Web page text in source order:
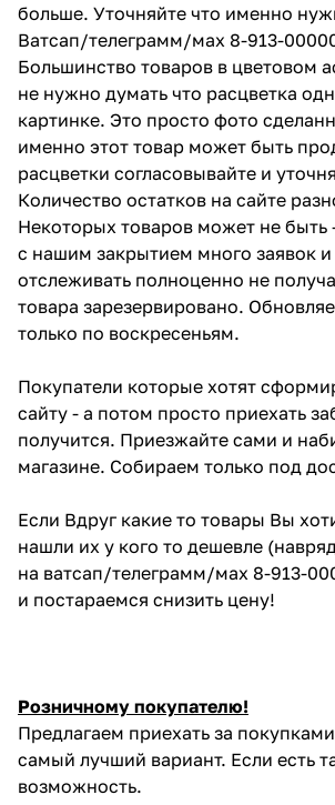
больше. Уточняйте что именно
Ватсап/телеграмм/мах 8-913-
Большинство товаров в цветовом
не нужно думать что расцветка
картинке. Это просто фото
именно этот товар может быть
расцветки согласовывайте и
Количество остатков на сайте
Некоторых товаров может не быть
с нашим закрытием много заявок и
отслеживать полноценно не
товара зарезервировано.
только по воскресеньям.
Покупатели которые хотят
сайту - а потом просто приехать
получится. Приезжайте сами и
магазине. Собираем только под
Если Вдруг какие то товары Вы
нашли их у кого то дешевле
на ватсап/телеграмм/мах 8-913-
и постараемся снизить цену!
Розничному покупателю!
Предлагаем приехать за
самый лучший вариант. Если есть
возможность.